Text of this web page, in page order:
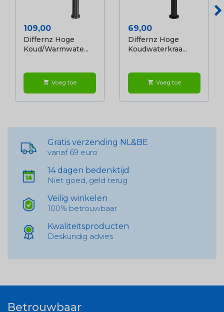
Prijs
109,00
Differnz Hoge
Koud/warmwate...
shopping_cart Voeg toe
Prijs
69,00
Differnz Hoge
Koudwaterkraa...
shopping_cart Voeg toe
Gratis verzending NL&BE
vanaf 69 euro
14 dagen bedenktijd
Niet goed, geld terug
Veilig winkelen
100% betrouwbaar
Kwaliteitsproducten
Deskundig advies
Betrouwbaar